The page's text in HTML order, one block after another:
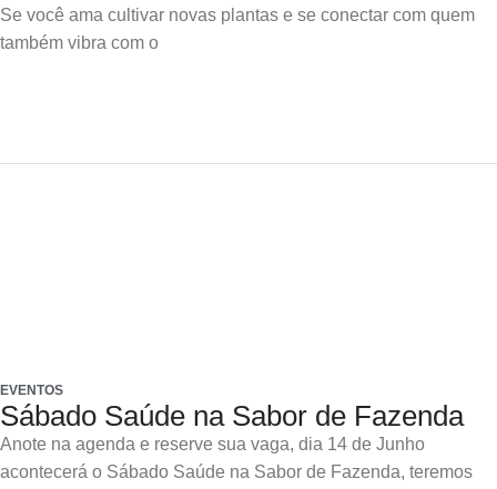
Se você ama cultivar novas plantas e se conectar com quem
também vibra com o
EVENTOS
Sábado Saúde na Sabor de Fazenda
Anote na agenda e reserve sua vaga, dia 14 de Junho
acontecerá o Sábado Saúde na Sabor de Fazenda, teremos